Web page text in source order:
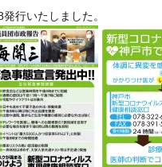
行いたしました。